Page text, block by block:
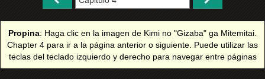
Propina: Haga clic en la imagen de Kimi no "Gizaba" ga Mitemitai.
Chapter 4 para ir a la página anterior o siguiente. Puede utilizar las
teclas del teclado izquierdo y derecho para navegar entre páginas